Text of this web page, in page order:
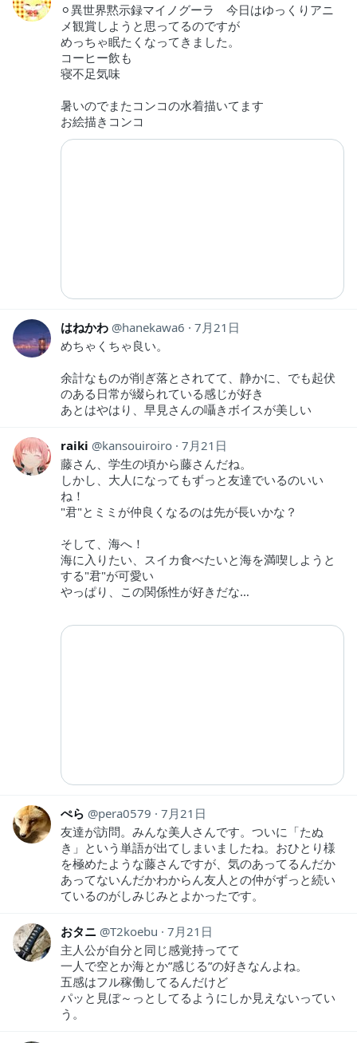
⚪︎異世界黙示録マイノグーラ 今日はゆっくりアニ
メ観賞しようと思ってるのですが
めっちゃ眠たくなってきました。
コーヒー飲も
寝不足気味
暑いのでまたコンコの水着描いてます
お絵描きコンコ
はねかわ hanekawa6
7月21日
めちゃくちゃ良い。
余計なものが削ぎ落とされてて、静かに、でも起伏
のある日常が綴られている感じが好き
あとはやはり、早見さんの囁きボイスが美しい
raiki kansouiroiro 7月21日
藤さん、学生の頃から藤さんだね。
しかし、大人になってもずっと友達でいるのいい
ね！
"君"とミミが仲良くなるのは先が長いかな？
そして、海へ！
海に入りたい、スイカ食べたいと海を満喫しようと
する"君"が可愛い
やっぱり、この関係性が好きだな…
ぺら pera0579
7月21日
友達が訪問。みんな美人さんです。ついに「たぬ
き」という単語が出てしまいましたね。おひとり様
を極めたような藤さんですが、気のあってるんだか
あってないんだかわからん友人との仲がずっと続い
ているのがしみじみとよかったです。
おタニ T2koebu
7月21日
主人公が自分と同じ感覚持ってて
一人で空とか海とか”感じる”の好きなんよね。
五感はフル稼働してるんだけど
パッと見ぼ～っとしてるようにしか見えないってい
う。